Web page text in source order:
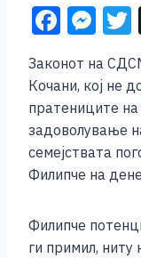
F
c
e
b
o
o
k
M
e
ss
e
n
g
er
Законот на
Кочани, кој не
пратениците
задоволување
семејствата
Филипче на
Филипче
ги примил, ниту